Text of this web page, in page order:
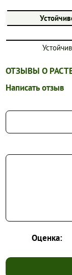
ОТЗЫВЫ О
Написать отзыв
Оценка: